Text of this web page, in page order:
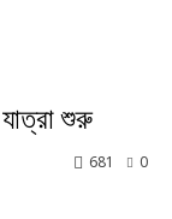
শুরু
0
681